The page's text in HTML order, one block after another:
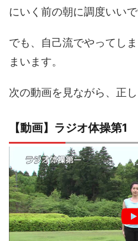
にいく前の朝に調度いいで
でも、自己流でやってし
まいます。
次の動画を見ながら、正し
【動画】ラジオ体操第1